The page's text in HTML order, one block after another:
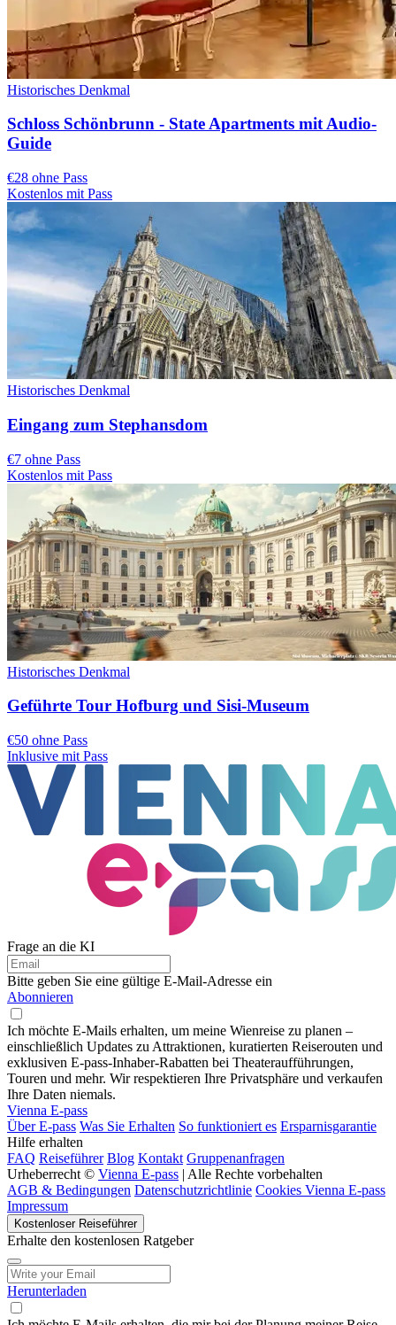
Historisches Denkmal
Schloss Schönbrunn - State Apartments mit Audio-
Guide
€28 ohne Pass
Kostenlos mit Pass
Historisches Denkmal
Eingang zum Stephansdom
€7 ohne Pass
Kostenlos mit Pass
Historisches Denkmal
Geführte Tour Hofburg und Sisi-Museum
€50 ohne Pass
Inklusive mit Pass
Frage an die KI
Bitte geben Sie eine gültige E-Mail-Adresse ein
Abonnieren
Ich möchte E-Mails erhalten, um meine Wienreise zu planen –
einschließlich Updates zu Attraktionen, kuratierten Reiserouten und
exklusiven E-pass-Inhaber-Rabatten bei Theateraufführungen,
Touren und mehr. Wir respektieren Ihre Privatsphäre und verkaufen
Ihre Daten niemals.
Vienna E-pass
Über E-pass Was Sie Erhalten So funktioniert es Ersparnisgarantie
Hilfe erhalten
FAQ Reiseführer Blog Kontakt Gruppenanfragen
Urheberrecht © Vienna E-pass | Alle Rechte vorbehalten
AGB & Bedingungen Datenschutzrichtlinie Cookies Vienna E-pass
Impressum
Kostenloser Reiseführer
Erhalte den kostenlosen Ratgeber
Herunterladen